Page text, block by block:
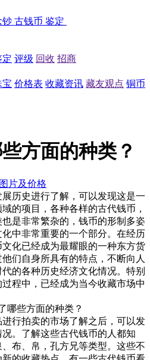
钞 古钱币 鉴定
定 评级 回收 招商
宝 价格表 收藏资讯 藏友观点 铜币
方面的种类？
片及价格
历史进行了解，可以发现这是一
的项目，各种各样的古代钱币，
是非常繁杂的，钱币的形制多姿
中非常重要的一个部分。在经历
化已经成为最耀眼的一种东方货
他们自身所具有的特点，不断向人
的各种历史经济文化情况。特别
程中，已经成为当今收藏市场中
行拍卖的市场了解之后，可以发
。了解这些古代钱币的人都知
布、帛，孔方兄等类型。这些不